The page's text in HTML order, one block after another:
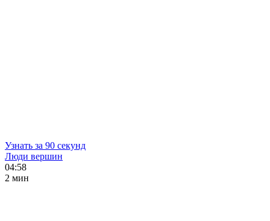
Узнать за 90 секунд
Люди вершин
04:58
2 мин